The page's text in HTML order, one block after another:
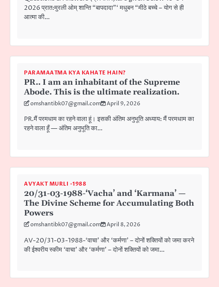
2026 प्रात:मुरली ओम् शान्ति “बापदादा”‘ मधुबन “मीठे बच्चे – योग से ही
आत्मा की…
PARAMAATMA KYA KAHATE HAIN?
PR.. I am an inhabitant of the Supreme
Abode. This is the ultimate realization.
omshantibk07@gmail.com April 9, 2026
PR.मैं परमधाम का रहने वाला हूं। इसकी अंतिम अनुभूति अध्याय: मैं परमधाम का
रहने वाला हूँ — अंतिम अनुभूति का…
AVYAKT MURLI -1988
20/31-03-1988-‘Vacha’ and ‘Karmana’ —
The Divine Scheme for Accumulating Both
Powers
omshantibk07@gmail.com April 8, 2026
AV-20/31-03-1988-‘वाचा’ और ‘कर्मणा’ – दोनों शक्तियों को जमा करने
की ईश्वरीय स्कीम ‘वाचा’ और ‘कर्मणा’ – दोनों शक्तियों को जमा…